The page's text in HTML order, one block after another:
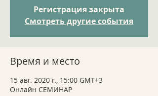
Регистрация закрыта
Смотреть другие события
Время и место
15 авг. 2020 г., 15:00 GMT+3
Онлайн СЕМИНАР